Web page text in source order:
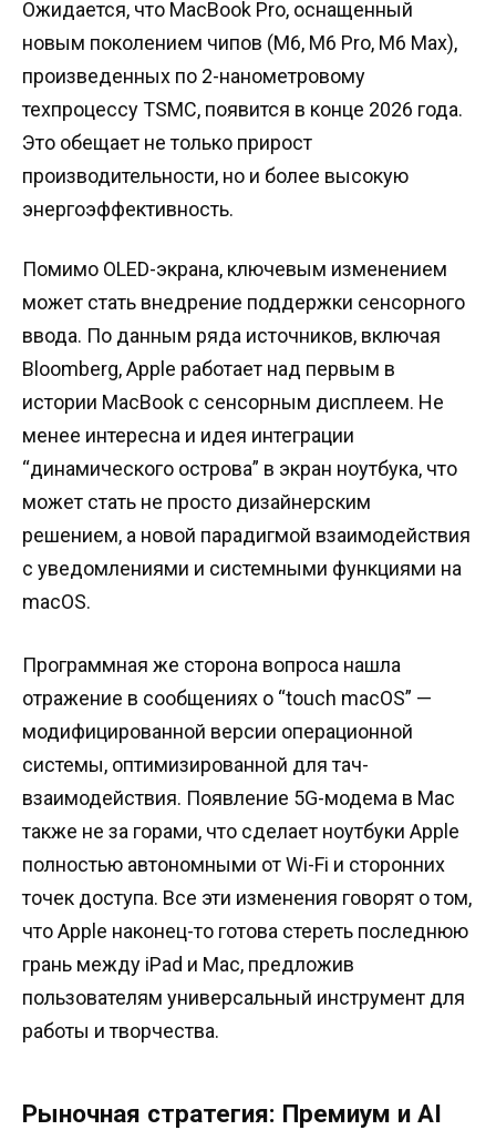
Ожидается, что MacBook Pro, оснащенный
новым поколением чипов (M6, M6 Pro, M6 Max),
произведенных по 2-нанометровому
техпроцессу TSMC, появится в конце 2026 года.
Это обещает не только прирост
производительности, но и более высокую
энергоэффективность.
Помимо OLED-экрана, ключевым изменением
может стать внедрение поддержки сенсорного
ввода. По данным ряда источников, включая
Bloomberg, Apple работает над первым в
истории MacBook с сенсорным дисплеем. Не
менее интересна и идея интеграции
“динамического острова” в экран ноутбука, что
может стать не просто дизайнерским
решением, а новой парадигмой взаимодействия
с уведомлениями и системными функциями на
macOS.
Программная же сторона вопроса нашла
отражение в сообщениях о “touch macOS” —
модифицированной версии операционной
системы, оптимизированной для тач-
взаимодействия. Появление 5G-модема в Mac
также не за горами, что сделает ноутбуки Apple
полностью автономными от Wi-Fi и сторонних
точек доступа. Все эти изменения говорят о том,
что Apple наконец-то готова стереть последнюю
грань между iPad и Mac, предложив
пользователям универсальный инструмент для
работы и творчества.
Рыночная стратегия: Премиум и AI